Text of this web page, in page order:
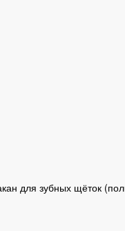
для зубных щёток